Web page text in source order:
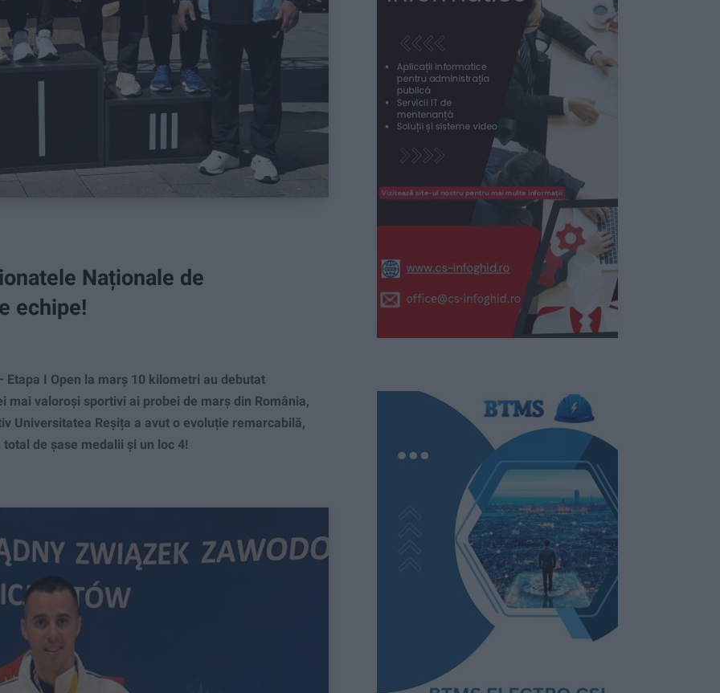
Naționale de
echipe!
I Open la marș 10 kilometri au debutat
mai valoroși sportivi ai probei de marș din România,
Universitatea Reșița a avut o evoluție remarcabilă,
de șase medalii și un loc 4!